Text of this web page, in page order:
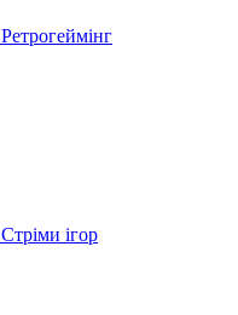
Ретрогеймінг
Стріми ігор